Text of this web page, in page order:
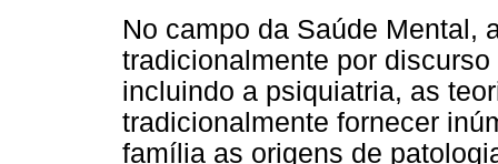
No campo da Saúde Mental,
tradicionalmente por
incluindo a psiquiatria, as
tradicionalmente fornecer
família as origens de